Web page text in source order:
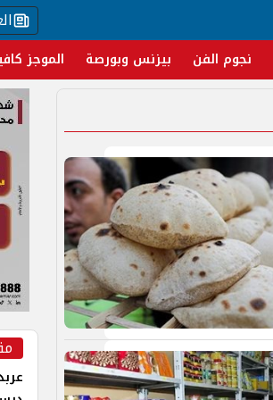
نجوم الفن بيزنس وبورصة الموجز